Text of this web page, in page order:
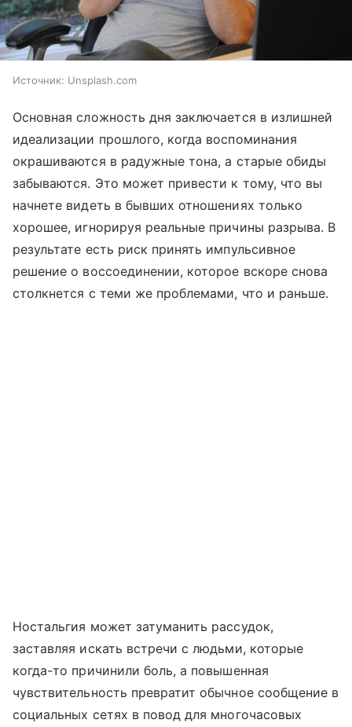
Источник: Unsplash.com
Основная сложность дня заключается в излишней
идеализации прошлого, когда воспоминания
окрашиваются в радужные тона, а старые обиды
забываются. Это может привести к тому, что вы
начнете видеть в бывших отношениях только
хорошее, игнорируя реальные причины разрыва. В
результате есть риск принять импульсивное
решение о воссоединении, которое вскоре снова
столкнется с теми же проблемами, что и раньше.
Ностальгия может затуманить рассудок,
заставляя искать встречи с людьми, которые
когда-то причинили боль, а повышенная
чувствительность превратит обычное сообщение в
социальных сетях в повод для многочасовых